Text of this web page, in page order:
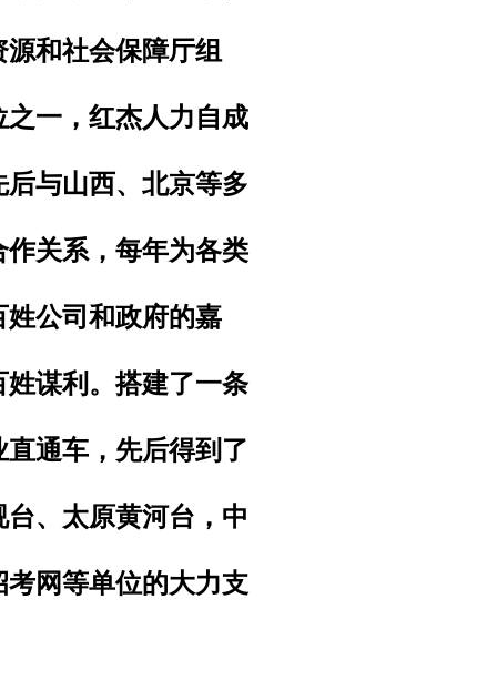
和社会保障厅组
一，红杰人力自成
与山西、北京等多
关系，每年为各类
公司和政府的嘉
谋利。搭建了一条
通车，先后得到了
、太原黄河台 ， 中
考网等单位的大力支